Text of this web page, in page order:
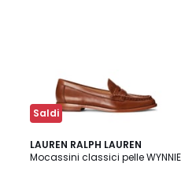
Saldi
LAUREN RALPH LAUREN
Mocassini classici pelle WYNNIE
3,9
/ 5